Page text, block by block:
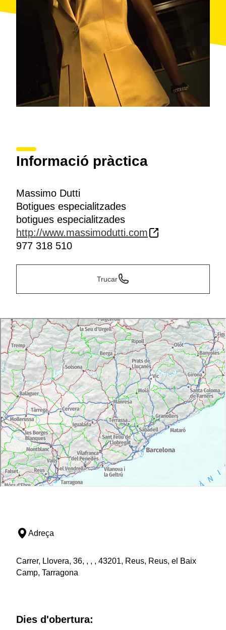
Informació pràctica
Massimo Dutti
Botigues especialitzades
botigues especialitzades
http://www.massimodutti.com
977 318 510
Trucar
Adreça
Carrer, Llovera, 36, , , , 43201, Reus, Reus, el Baix
Camp, Tarragona
Dies d'obertura: